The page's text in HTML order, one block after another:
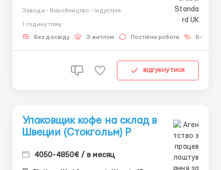
комнатах по 2 человека, бытовая техника, интернет
присутствует. График работы: 8 часов с
понедельника по пятницу, переработки до 40 часов
Заводи - Виробництво - Індустрія
1 годину тому
Без досвіду З житлом Постійна робота Без
відгукнутися
Упаковщик кофе на склад в
Швеции (Стокгольм) P
4050-4850€ / в месяц